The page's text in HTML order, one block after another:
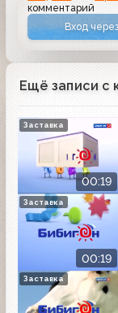
комментарий
Вход
Ещё записи с
00:19
Заставка
00:19
Заставка
Заставка